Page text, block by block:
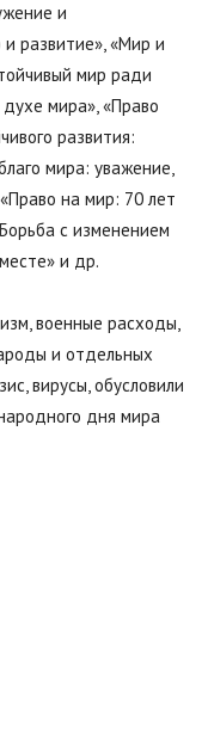
и
развитие», «Мир и
мир ради
мира», «Право
развития:
мира: уважение,
на мир: 70 лет
с изменением
и др.
военные расходы,
и отдельных
вирусы, обусловили
дня мира